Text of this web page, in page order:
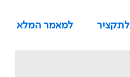
לתקציר
למאמר המלא